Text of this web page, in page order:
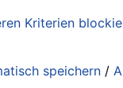
Kriterien
speichern /